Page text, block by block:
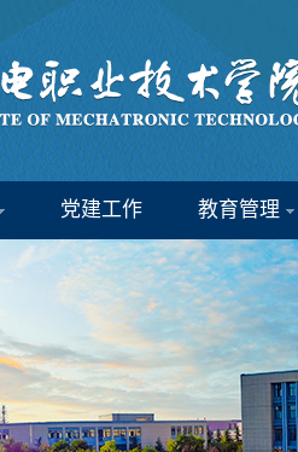
党建工作 教育管理